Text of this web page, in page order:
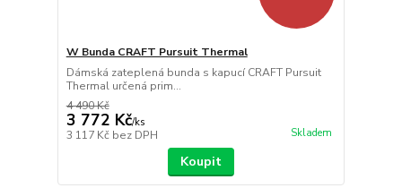
W Bunda CRAFT Pursuit Thermal
Dámská zateplená bunda s kapucí CRAFT Pursuit
Thermal určená prim...
4 490 Kč
3 772 Kč/ks
3 117 Kč bez DPH Skladem
Koupit